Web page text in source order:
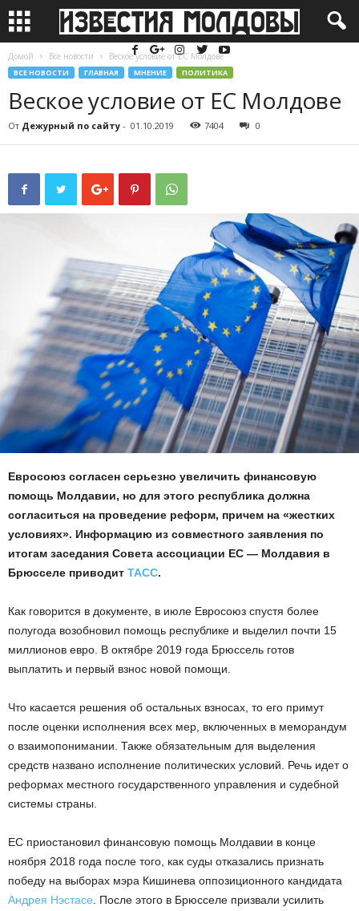
Домой Все новости Веское условие от ЕС Молдове
ВСЕ НОВОСТИ ГЛАВНАЯ МНЕНИЕ ПОЛИТИКА
Веское условие от ЕС Молдове
От Дежурный по сайту - 01.10.2019 7404 0
Евросоюз согласен серьезно увеличить финансовую
помощь Молдавии, но для этого республика должна
согласиться на проведение реформ, причем на «жестких
условиях». Информацию из совместного заявления по
итогам заседания Совета ассоциации ЕС — Молдавия в
Брюсселе приводит ТАСС.
Как говорится в документе, в июле Евросоюз спустя более
полугода возобновил помощь республике и выделил почти 15
миллионов евро. В октябре 2019 года Брюссель готов
выплатить и первый взнос новой помощи.
Что касается решения об остальных взносах, то его примут
после оценки исполнения всех мер, включенных в меморандум
о взаимопонимании. Также обязательным для выделения
средств названо исполнение политических условий. Речь идет о
реформах местного государственного управления и судебной
системы страны.
ЕС приостановил финансовую помощь Молдавии в конце
ноября 2018 года после того, как суды отказались признать
победу на выборах мэра Кишинева оппозиционного кандидата
Андрея Нэстасе . После этого в Брюсселе призвали усилить